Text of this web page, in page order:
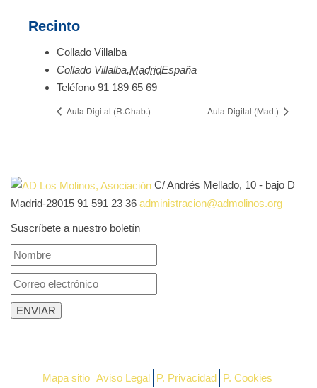
Recinto
Collado Villalba
Collado Villalba,MadridEspaña
Teléfono 91 189 65 69
Aula Digital (R.Chab.)
Aula Digital (Mad.)
C/ Andrés Mellado, 10 - bajo D
Madrid-28015 91 591 23 36 administracion@admolinos.org
Suscríbete a nuestro boletín
Mapa sitio Aviso Legal P. Privacidad P. Cookies